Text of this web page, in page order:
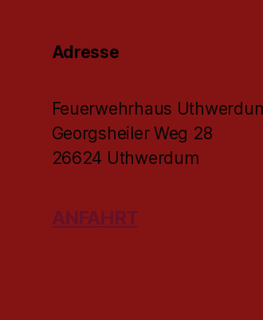
Adresse
Feuerwehrhaus
Georgsheiler Weg 28
26624 Uthwerdum
ANFAHRT